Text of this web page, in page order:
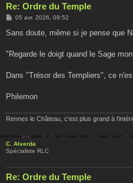
Re: Ordre du Temple
M
s
g
05 avr. 2026, 09:52
Sans doute, même si je pense que
"Regarde le doigt quand le Sage
Dans "Trésor des Templiers", ce
Philemon
Rennes le Château, c'est plus grand à
C. Alverda
Spécialiste RLC
Re: Ordre du Temple